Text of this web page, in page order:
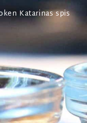
Katarinas spis